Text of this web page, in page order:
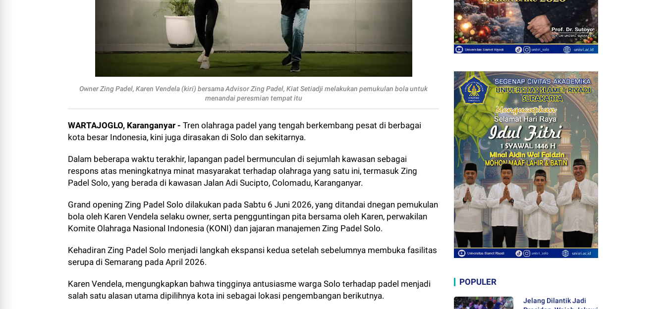
Owner Zing Padel, Karen Vendela (kiri) bersama Advisor Zing Padel, Kiat Setiadji melakukan pemukulan bola untuk
menandai peresmian tempat itu
WARTAJOGLO, Karanganyar - Tren olahraga padel yang tengah berkembang pesat di berbagai
kota besar Indonesia, kini juga dirasakan di Solo dan sekitarnya.
Dalam beberapa waktu terakhir, lapangan padel bermunculan di sejumlah kawasan sebagai
respons atas meningkatnya minat masyarakat terhadap olahraga yang satu ini, termasuk Zing
Padel Solo, yang berada di kawasan Jalan Adi Sucipto, Colomadu, Karanganyar.
Grand opening Zing Padel Solo dilakukan pada Sabtu 6 Juni 2026, yang ditandai dnegan pemukulan
bola oleh Karen Vendela selaku owner, serta pengguntingan pita bersama oleh Karen, perwakilan
Komite Olahraga Nasional Indonesia (KONI) dan jajaran manajemen Zing Padel Solo.
Kehadiran Zing Padel Solo menjadi langkah ekspansi kedua setelah sebelumnya membuka fasilitas
serupa di Semarang pada April 2026.
Karen Vendela, mengungkapkan bahwa tingginya antusiasme warga Solo terhadap padel menjadi
salah satu alasan utama dipilihnya kota ini sebagai lokasi pengembangan berikutnya.
POPULER
Jelang Dilantik Jadi